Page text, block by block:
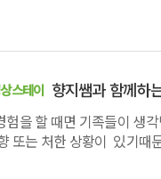
도 알게 되었습니다.나자
스테이 향지쌤과 함께하
을 할 때면 기족들이 생
또는 처한 상황이 있기때
달샘에서 2박3일동안 평